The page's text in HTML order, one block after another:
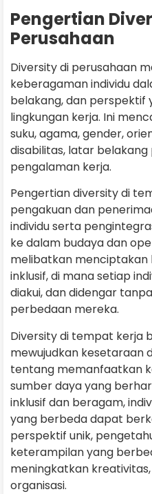
Pengertian
Perusahaan
Diversity di perusahaan
keberagaman individu
belakang, dan perspektif
lingkungan kerja. Ini
suku, agama, gender,
disabilitas, latar belakang
pengalaman kerja.
Pengertian diversity di
pengakuan dan
individu serta
ke dalam budaya dan
melibatkan menciptakan
inklusif, di mana setiap
diakui, dan didengar
perbedaan mereka.
Diversity di tempat kerja
mewujudkan kesetaraan
tentang memanfaatkan
sumber daya yang
inklusif dan beragam,
yang berbeda dapat
perspektif unik,
keterampilan yang
meningkatkan
organisasi.